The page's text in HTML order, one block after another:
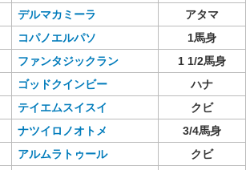
デルマカミーラ
アタマ
コパノエルパソ
1馬身
ファンタジックラン
1 1/2馬身
ゴッドクインビー
ハナ
テイエムスイスイ
クビ
ナツイロノオトメ
3/4馬身
アルムラトゥール
クビ